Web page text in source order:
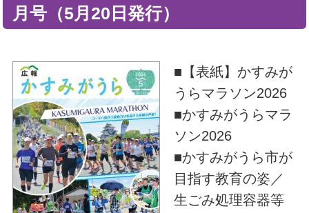
月号（5月20日発行）
■【表紙】かすみが
うらマラソン2026
■かすみがうらマラ
ソン2026
■かすみがうら市が
目指す教育の姿／
生ごみ処理容器等